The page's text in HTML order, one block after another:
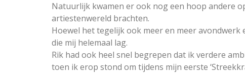
Natuurlijk kwamen er ook nog een hoop andere
artiestenwereld brachten.
Hoewel het tegelijk ook meer en meer
die mij helemaal lag.
Rik had ook heel snel begrepen dat ik verdere
toen ik erop stond om tijdens mijn eerste